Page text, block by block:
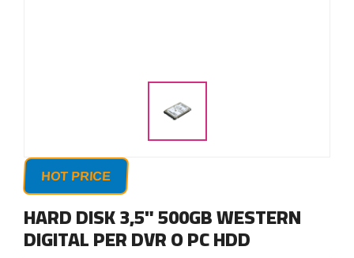
HOT PRICE
HARD DISK 3,5" 500GB WESTERN
DIGITAL PER DVR O PC HDD